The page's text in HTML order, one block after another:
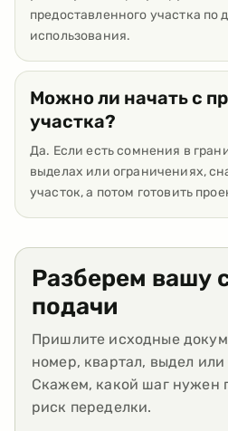
предоставленного участка по
использования.
Можно ли начать с
участка?
Да. Если есть сомнения в
выделах или ограничениях,
участок, а потом готовить
Разберем вашу
подачи
Пришлите исходные
номер, квартал, выдел или
Скажем, какой шаг нужен
риск переделки.